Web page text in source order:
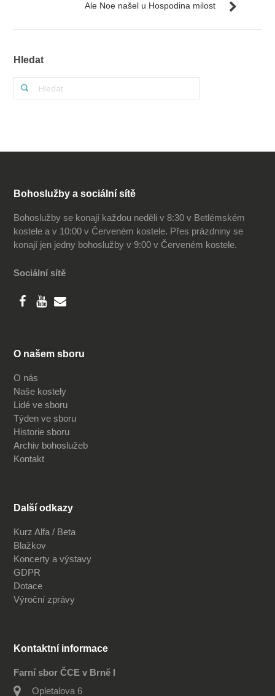
Ale Noe našel u Hospodina milost
Hledat
Bohoslužby a sociální sítě
Bohoslužby se konají každou neděli v 8:30 v Betlémském
kostele a v 10:00 v Červeném kostele. Přes prázdniny se
konají jen jedny bohoslužby v 9:00 v Červeném kostele.
Sociální sítě
O našem sboru
O nás
Naše kostely
Lidé ve sboru
Týden ve sboru
Historie sboru
Archiv bohoslužeb
Kontakt
Další odkazy
Kurz Alfa / Beta
Blažkov
Koncerty a výstavy
GDPR
Dotace
Výroční zprávy
Kontaktní informace
Farní sbor ČCE v Brně I
Opletalova 6